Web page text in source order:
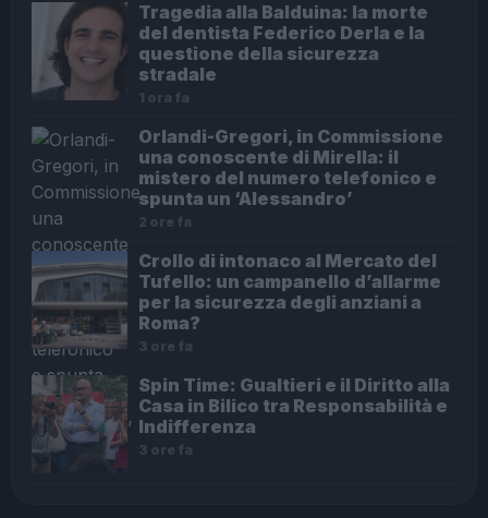
Tragedia alla Balduina: la morte
del dentista Federico Derla e la
questione della sicurezza
stradale
1 ora fa
Orlandi-Gregori, in Commissione
una conoscente di Mirella: il
mistero del numero telefonico e
spunta un ‘Alessandro’
2 ore fa
Crollo di intonaco al Mercato del
Tufello: un campanello d’allarme
per la sicurezza degli anziani a
Roma?
3 ore fa
Spin Time: Gualtieri e il Diritto alla
Casa in Bilico tra Responsabilità e
Indifferenza
3 ore fa